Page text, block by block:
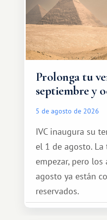
Prolonga tu
septiembre y
5 de agosto de 2026
IVC inaugura su
el 1 de agosto.
empezar, pero
agosto ya están
reservados.